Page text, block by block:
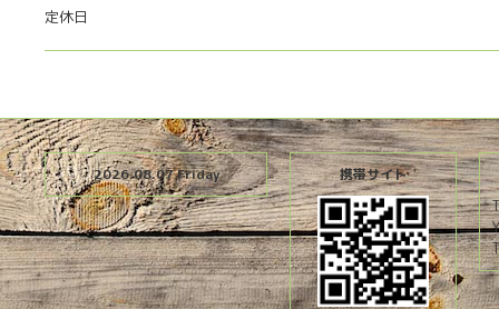
定休日
2026.08.07 Friday 携帯サイト